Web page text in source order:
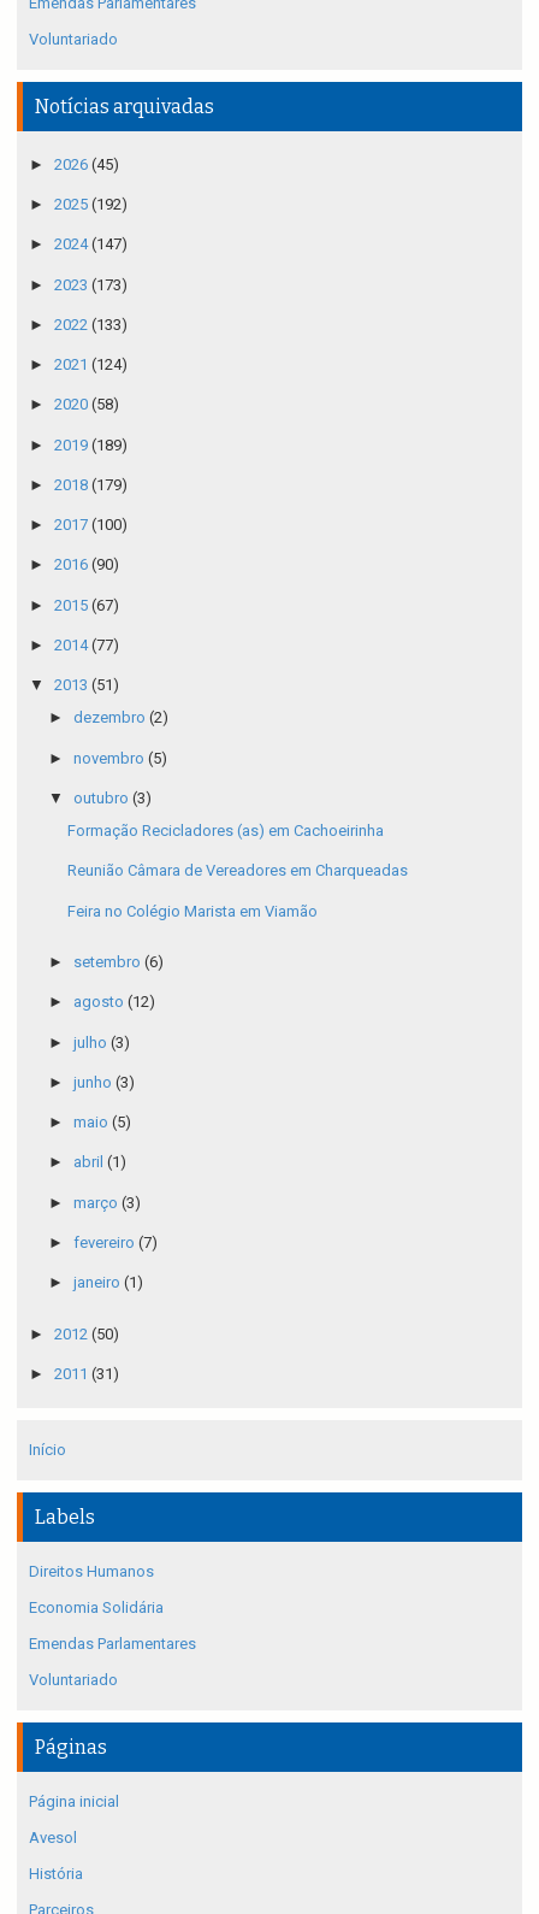
Voluntariado
Notícias arquivadas
► 2026 (45)
► 2025 (192)
► 2024(147)
► 2023 (173)
► 2022 (133)
► 2021 (124)
► 2020 (58)
► 2019 (189)
► 2018 (179)
► 2017 (100)
► 2016 (90)
► 2015 (67)
► 2014(77)
▼ 2013 (51)
► dezembro (2)
► novembro (5)
▼ outubro (3)
Formação Recicladores (as) em Cachoeirinha
Reunião Câmara de Vereadores em Charqueadas
Feira no Colégio Marista em Viamão
► setembro (6)
► agosto (12)
► julho (3)
► junho (3)
► maio (5)
► abril (1)
► março (3)
► fevereiro (7)
► janeiro (1)
► 2012 (50)
► 2011 (31)
Início
Labels
Direitos Humanos
Economia Solidária
Emendas Parlamentares
Voluntariado
Páginas
Página inicial
Avesol
História
Parceiros